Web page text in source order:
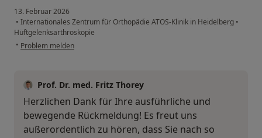
13. Februar 2026
• Internationales Zentrum für Orthopädie ATOS-Klinik in Heidelberg •
Hüftgelenksarthroskopie
• Problem melden
Prof. Dr. med. Fritz Thorey
Herzlichen Dank für Ihre ausführliche und
bewegende Rückmeldung! Es freut uns
außerordentlich zu hören, dass Sie nach so